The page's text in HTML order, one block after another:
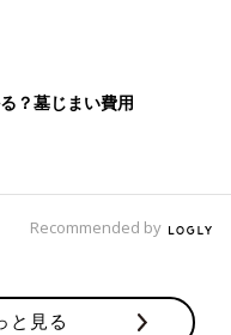
？墓じまい費用
Recommended by
と見る